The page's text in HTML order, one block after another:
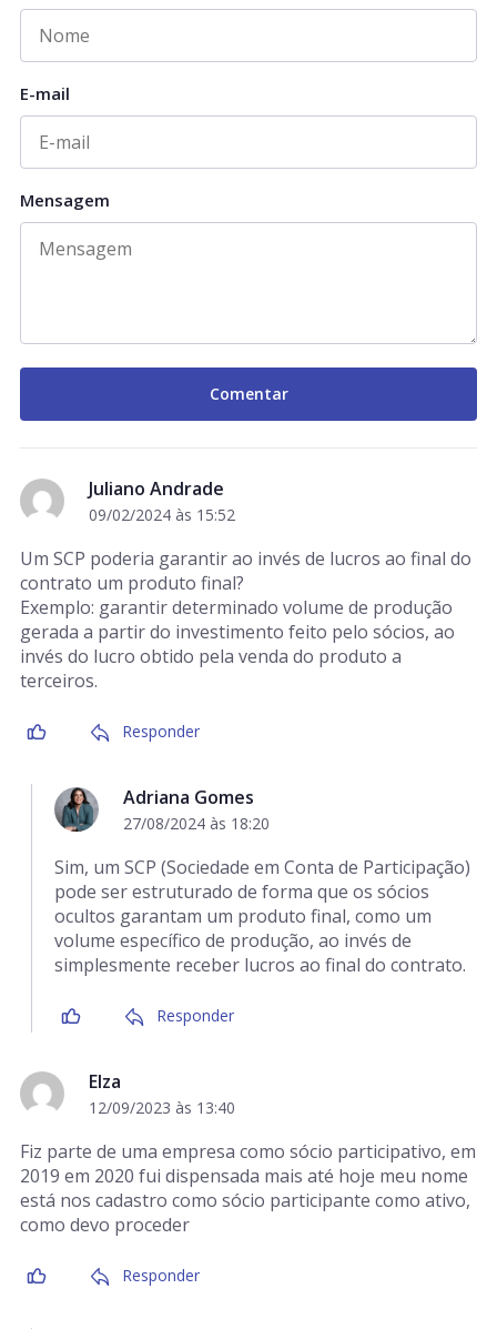
E-mail
Mensagem
Juliano Andrade
09/02/2024 às 15:52
Um SCP poderia garantir ao invés de lucros ao final do
contrato um produto final?
Exemplo: garantir determinado volume de produção
gerada a partir do investimento feito pelo sócios, ao
invés do lucro obtido pela venda do produto a
terceiros.
Responder
Adriana Gomes
27/08/2024 às 18:20
Sim, um SCP (Sociedade em Conta de Participação)
pode ser estruturado de forma que os sócios
ocultos garantam um produto final, como um
volume específico de produção, ao invés de
simplesmente receber lucros ao final do contrato.
Responder
Elza
12/09/2023 às 13:40
Fiz parte de uma empresa como sócio participativo, em
2019 em 2020 fui dispensada mais até hoje meu nome
está nos cadastro como sócio participante como ativo,
como devo proceder
Responder